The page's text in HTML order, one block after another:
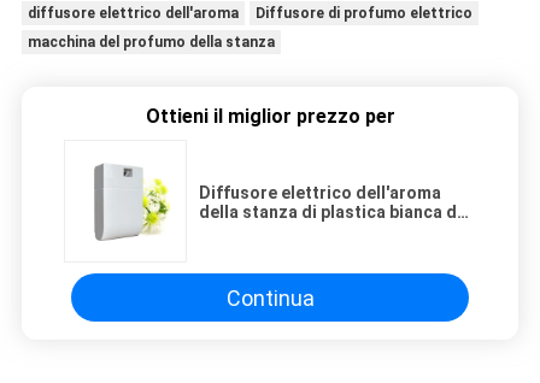
diffusore elettrico dell'aroma
Diffusore di profumo elettrico
macchina del profumo della stanza
Ottieni il miglior prezzo per
Diffusore elettrico dell'aroma
della stanza di plastica bianca da
Continua